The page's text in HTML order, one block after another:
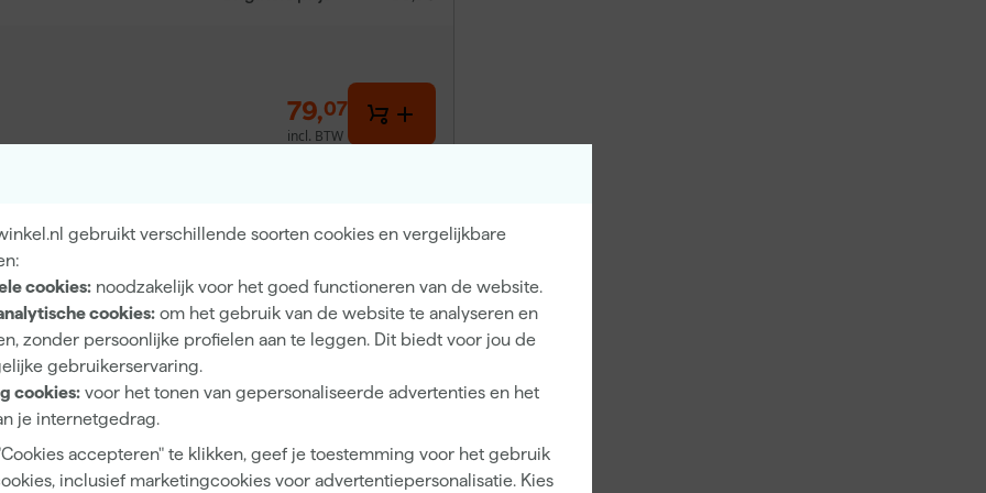
gebruikt verschillende soorten cookies en vergelijkbare
cookies: noodzakelijk voor het goed functioneren van de website.
cookies: om het gebruik van de website te analyseren en
zonder persoonlijke profielen aan te leggen. Dit biedt voor jou de
gebruikerservaring.
cookies: voor het tonen van gepersonaliseerde advertenties en het
je internetgedrag.
accepteren" te klikken, geef je toestemming voor het gebruik
inclusief marketingcookies voor advertentiepersonalisatie. Kies
79,07
incl. BTW
zagen in zachte houtsoorten en sluit naadloos aan op
voor machines van onder andere Fein en Bosch,
wissel je snel en zonder gereedschap van
zoals houtrotsaneerders, timmerlieden, parketteurs,